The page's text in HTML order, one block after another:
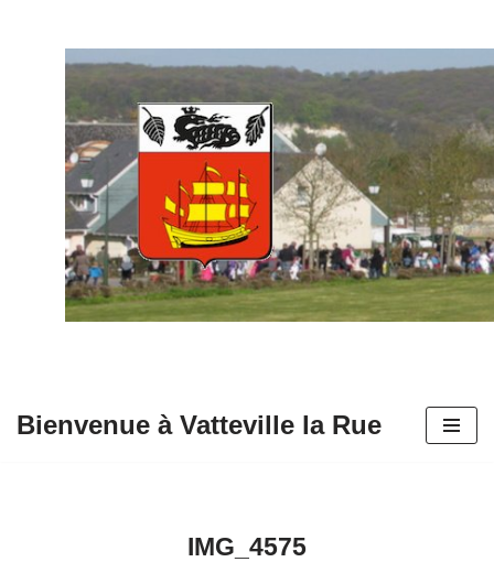
contenu
Bienvenue à Vatteville la Rue
IMG_4575